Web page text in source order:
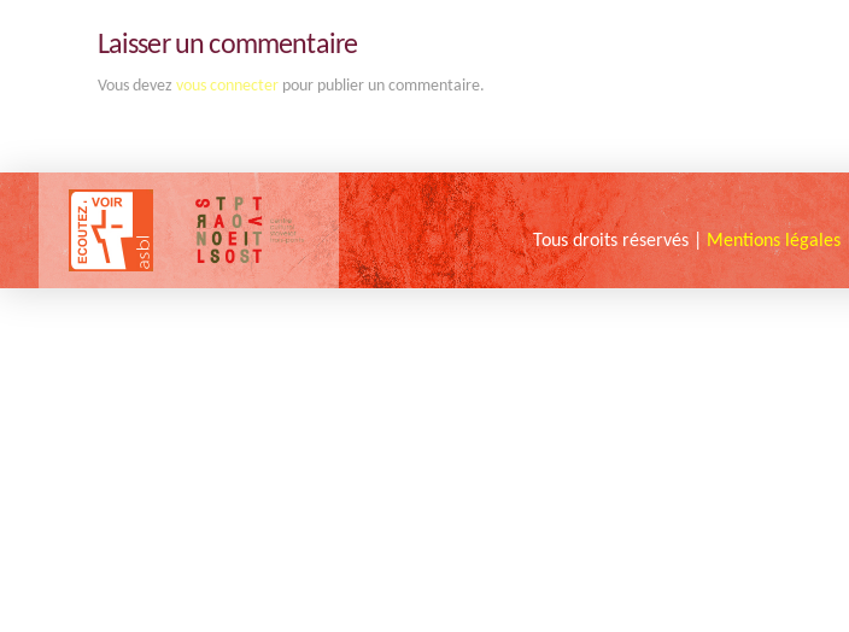
Laisser un commentaire
Vous devez vous connecterpour publier un commentaire.
Tous droits réservés | Mentions légales